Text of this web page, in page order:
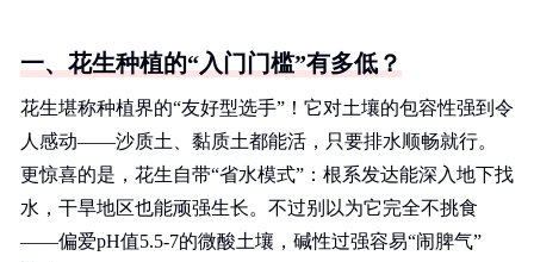
一、花生种植的“入门门槛”有多低？
花生堪称种植界的“友好型选手”！它对土壤的包容性强到令
人感动——沙质土、黏质土都能活，只要排水顺畅就行。
更惊喜的是，花生自带“省水模式”：根系发达能深入地下找
水，干旱地区也能顽强生长。不过别以为它完全不挑食
——偏爱pH值5.5-7的微酸土壤，碱性过强容易“闹脾气”